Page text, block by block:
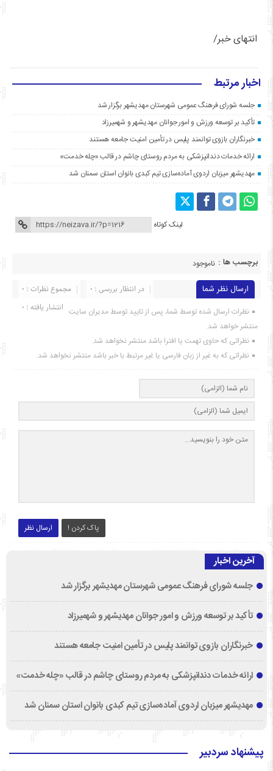
انتهای خبر/
اخبار مرتبط
جلسه شورای فرهنگ عمومی شهرستان مهدیشهر برگزار شد
تأکید بر توسعه ورزش و امور جوانان مهدیشهر و شهمیرزاد
خبرنگاران بازوی توانمند پلیس در تأمین امنیت جامعه هستند
ارائه خدمات دندانپزشکی به مردم روستای چاشم در قالب «چله خدمت»
مهدیشهر میزبان اردوی آماده‌سازی تیم کبدی بانوان استان سمنان شد
لینک کوتاه
برچسب ها : ناموجود
ارسال نظر شما مجموع نظرات : 0
در انتظار بررسی : 0
انتشار یافته : ۰ نظرات ارسال شده توسط شما، پس از تایید توسط مدیران سایت
منتشر خواهد شد.
نظراتی که حاوی تهمت یا افترا باشد منتشر نخواهد شد.
نظراتی که به غیر از زبان فارسی یا غیر مرتبط با خبر باشد منتشر نخواهد شد.
ارسال نظر پاک کردن !
آخرین اخبار
جلسه شورای فرهنگ عمومی شهرستان مهدیشهر برگزار شد
تأکید بر توسعه ورزش و امور جوانان مهدیشهر و شهمیرزاد
خبرنگاران بازوی توانمند پلیس در تأمین امنیت جامعه هستند
ارائه خدمات دندانپزشکی به مردم روستای چاشم در قالب «چله خدمت»
مهدیشهر میزبان اردوی آماده‌سازی تیم کبدی بانوان استان سمنان شد
پیشنهاد سردبیر